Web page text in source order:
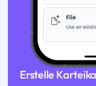
Erstelle